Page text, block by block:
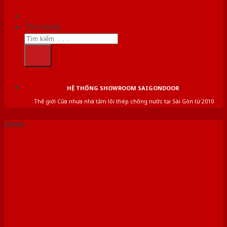
Tìm kiếm:
HỆ THỐNG SHOWROOM SAIGONDOOR
Thế giới Cửa nhựa nhà tắm lõi thép chống nước tại Sài Gòn từ 2010
Tin tức